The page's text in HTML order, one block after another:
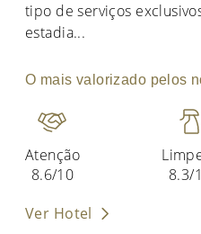
tipo de serviços
estadia...
O mais valorizado pelos
Atenção
8.6/10
8.3/
Ver Hotel